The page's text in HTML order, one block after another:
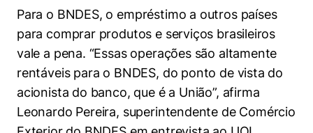
Para o BNDES, o empréstimo a outros países
para comprar produtos e serviços brasileiros
vale a pena. “Essas operações são altamente
rentáveis para o BNDES, do ponto de vista do
acionista do banco, que é a União”, afirma
Leonardo Pereira, superintendente de Comércio